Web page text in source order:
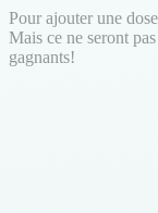
Pour ajouter une
Mais ce ne seront
gagnants!